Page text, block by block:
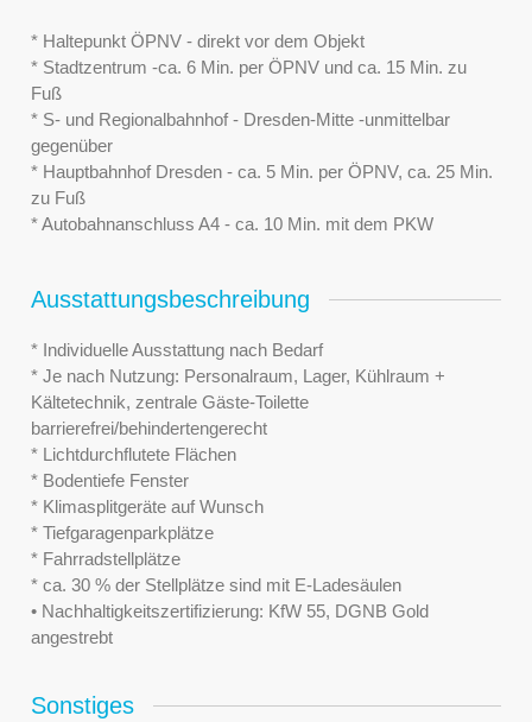
* Haltepunkt ÖPNV - direkt vor dem Objekt
* Stadtzentrum -ca. 6 Min. per ÖPNV und ca. 15 Min. zu
Fuß
* S- und Regionalbahnhof - Dresden-Mitte -unmittelbar
gegenüber
* Hauptbahnhof Dresden - ca. 5 Min. per ÖPNV, ca. 25 Min.
zu Fuß
* Autobahnanschluss A4 - ca. 10 Min. mit dem PKW
Ausstattungsbeschreibung
* Individuelle Ausstattung nach Bedarf
* Je nach Nutzung: Personalraum, Lager, Kühlraum +
Kältetechnik, zentrale Gäste-Toilette
barrierefrei/behindertengerecht
* Lichtdurchflutete Flächen
* Bodentiefe Fenster
* Klimasplitgeräte auf Wunsch
* Tiefgaragenparkplätze
* Fahrradstellplätze
* ca. 30 % der Stellplätze sind mit E-Ladesäulen
• Nachhaltigkeitszertifizierung: KfW 55, DGNB Gold
angestrebt
Sonstiges